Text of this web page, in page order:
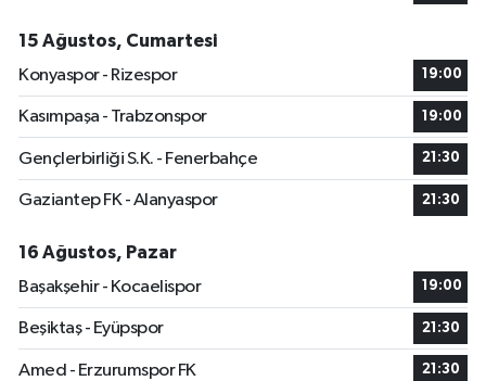
15 Ağustos, Cumartesi
Konyaspor - Rizespor
19:00
Kasımpaşa - Trabzonspor 19:00
Gençlerbirliği S.K. - Fenerbahçe 21:30
Gaziantep FK - Alanyaspor 21:30
16 Ağustos, Pazar
Başakşehir - Kocaelispor
19:00
Beşiktaş - Eyüpspor 21:30
Amed - Erzurumspor FK 21:30